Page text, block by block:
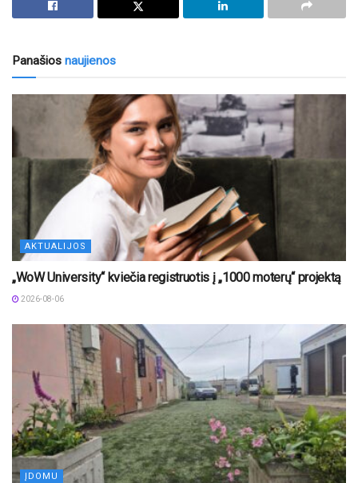
Panašios naujienos
AKTUALIJOS
„WoW University“ kviečia registruotis į „1000 moterų“ projektą
2026-08-06
ĮDOMU